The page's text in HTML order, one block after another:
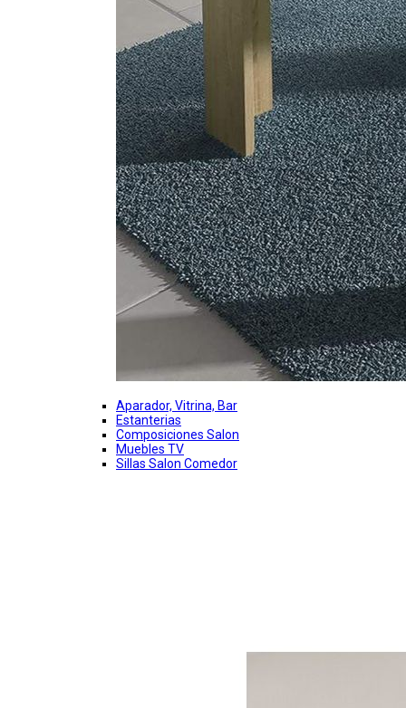
Aparador, Vitrina, Bar
Estanterias
Composiciones Salon
Muebles TV
Sillas Salon Comedor